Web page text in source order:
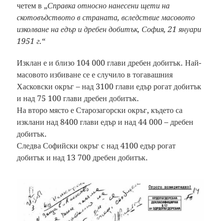
четем в „Справка относно нанесени щети на
скотовъдството в страната, вследствие масовото
изколване на едър и дребен добитък, София, 21 януари
1951 г.“
Изклан е и близо 104 000 глави дребен добитък. Най-
масовото избиване се е случило в тогавашния
Хасковски окръг – над 3100 глави едър рогат добитък
и над 75 100 глави дребен добитък.
На второ място е Старозагорски окръг, където са
изклани над 8400 глави едър и над 44 000 – дребен
добитък.
Следва Софийски окръг с над 4100 едър рогат
добитък и над 13 700 дребен добитък.